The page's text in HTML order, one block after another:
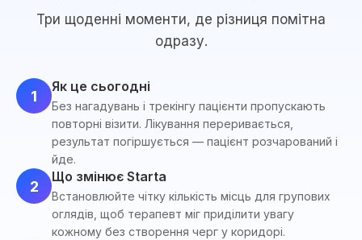
Три щоденні моменти, де різниця помітна
одразу.
1
Як це сьогодні
Без нагадувань і трекінгу пацієнти пропускають
повторні візити. Лікування переривається,
результат погіршується — пацієнт розчарований і
йде.
2
Що змінює Starta
Встановлюйте чітку кількість місць для групових
оглядів, щоб терапевт міг приділити увагу
кожному без створення черг у коридорі.